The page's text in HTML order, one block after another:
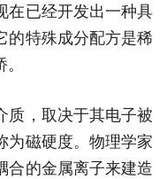
在已经开发出一种具
的特殊成分配方是稀
质，取决于其电子被
为磁硬度。物理学家
合的金属离子来建造